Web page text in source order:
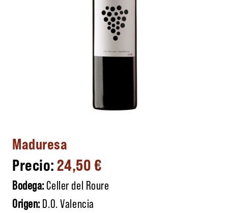
Maduresa
24,50€
Bodega:Celler del Roure
Origen:D.O. Valencia